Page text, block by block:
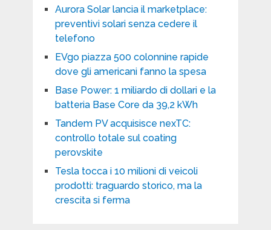
Aurora Solar lancia il marketplace:
preventivi solari senza cedere il
telefono
EVgo piazza 500 colonnine rapide
dove gli americani fanno la spesa
Base Power: 1 miliardo di dollari e la
batteria Base Core da 39,2 kWh
Tandem PV acquisisce nexTC:
controllo totale sul coating
perovskite
Tesla tocca i 10 milioni di veicoli
prodotti: traguardo storico, ma la
crescita si ferma